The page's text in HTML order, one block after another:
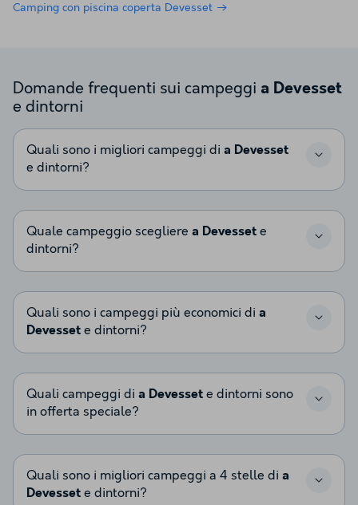
Camping con piscina coperta Devesset
Domande frequenti sui campeggi a Devesset
e dintorni
Quali sono i migliori campeggi di a Devesset
e dintorni?
Quale campeggio scegliere a Devesset e
dintorni?
Quali sono i campeggi più economici di a
Devesset e dintorni?
Quali campeggi di a Devesset e dintorni sono
in offerta speciale?
Quali sono i migliori campeggi a 4 stelle di a
Devesset e dintorni?